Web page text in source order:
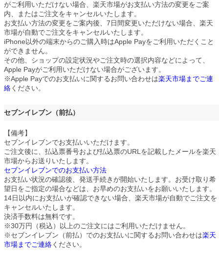
がご利用いただけない場合、楽天市場がお支払い方法の変更をご案
内、またはご注文をキャンセルいたします。
お支払い方法の変更をご案内後、7日間変更いただけない場合、楽天
市場が自動でご注文をキャンセルいたします。
iPhone以外の端末からのご購入時はApple Payをご利用いただくこと
ができません。
その他、ショップの設定状況やご注文時の選択内容などによって、
Apple Payがご利用いただけない場合がございます。
※Apple Payでのお支払いに関するお問い合わせは楽天市場までご連
絡ください。
セブンイレブン（前払）
【備考】
セブンイレブンでお支払いいただけます。
ご注文後に、払込票番号および払込票のURLを記載したメールを楽天
市場からお送りいたします。
セブンイレブンでのお支払い方法
お支払い状況の確認後、発送手続きが開始いたします。お受け取り希
望日をご指定の場合などは、お早めのお支払いをお願いいたします。
14日以内にお支払いが確認できない場合、楽天市場が自動でご注文を
キャンセルいたします。
決済手数料は無料です。
※30万円（税込）以上のご注文にはご利用いただけません。
※セブンイレブン（前払）でのお支払いに関するお問い合わせは楽天
市場までご連絡ください。